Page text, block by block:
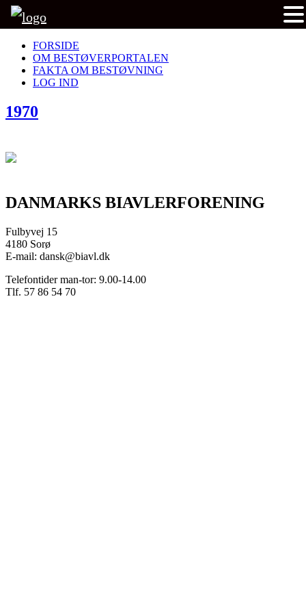
FORSIDE
OM BESTØVERPORTALEN
FAKTA OM BESTØVNING
LOG IND
1970
DANMARKS BIAVLERFORENING
Fulbyvej 15
4180 Sorø
E-mail: dansk@biavl.dk
Telefontider man-tor: 9.00-14.00
Tlf. 57 86 54 70